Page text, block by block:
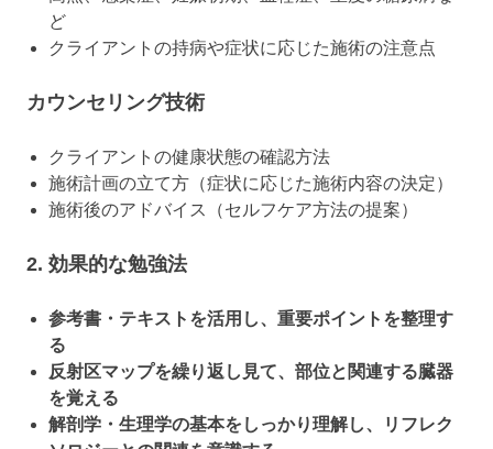
ど
クライアントの持病や症状に応じた施術の注意点
カウンセリング技術
クライアントの健康状態の確認方法
施術計画の立て方（症状に応じた施術内容の決定）
施術後のアドバイス（セルフケア方法の提案）
2. 効果的な勉強法
参考書・テキストを活用し、重要ポイントを整理す
る
反射区マップを繰り返し見て、部位と関連する臓器
を覚える
解剖学・生理学の基本をしっかり理解し、リフレク